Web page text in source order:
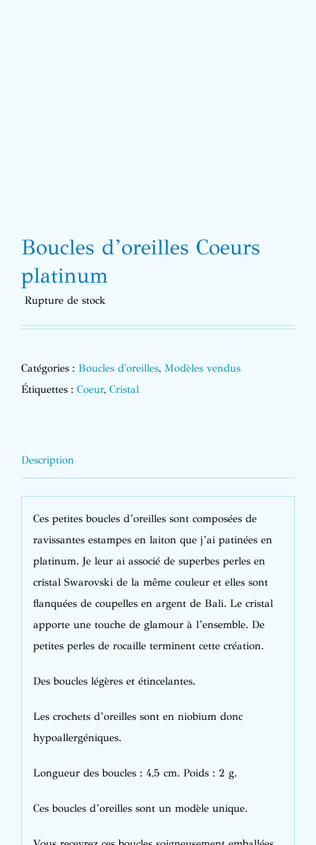
Boucles d’oreilles Coeurs
platinum
Rupture de stock
Catégories : Boucles d'oreilles, Modèles vendus
Étiquettes : Coeur, Cristal
Description
Ces petites boucles d’oreilles sont composées de
ravissantes estampes en laiton que j’ai patinées en
platinum. Je leur ai associé de superbes perles en
cristal Swarovski de la même couleur et elles sont
flanquées de coupelles en argent de Bali. Le cristal
apporte une touche de glamour à l’ensemble. De
petites perles de rocaille terminent cette création.
Des boucles légères et étincelantes.
Les crochets d’oreilles sont en niobium donc
hypoallergéniques.
Longueur des boucles : 4,5 cm. Poids : 2 g.
Ces boucles d’oreilles sont un modèle unique.